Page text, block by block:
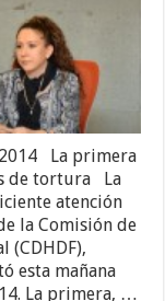
La primera
de tortura La
atención
la Comisión de
(CDHDF),
esta mañana
La primera, …